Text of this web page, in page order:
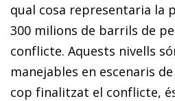
qual cosa representaria la
300 milions de barrils de
conflicte. Aquests nivells
manejables en escenaris
cop finalitzat el conflicte,